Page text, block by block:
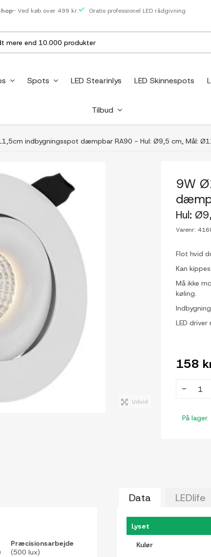
- Ved køb over 499 kr. Gratis professionel LED rådgivning
Spots LED Stearinlys LED Skinnespots
Tilbud
indbygningsspot dæmpbar RA90 - Hul: Ø9,5 cm, Mål:
Udvid
9W
Hul:
Varenr:
Flot hvid
Kan kippes.
Må ikke
køling.
LED driver
158
-
På lager.
Data LEDlife
Præcisionsarbejde
(500 lux)
Lyset
Kulør